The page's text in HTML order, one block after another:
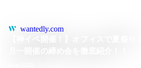
wantedly.com